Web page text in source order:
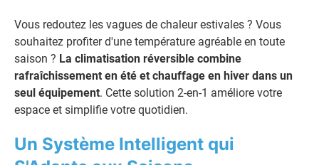
Vous redoutez les vagues de chaleur estivales ? Vous
souhaitez profiter d'une température agréable en toute
saison ? La climatisation réversible combine
rafraîchissement en été et chauffage en hiver dans un
seul équipement. Cette solution 2-en-1 améliore votre
espace et simplifie votre quotidien.
Un Système Intelligent qui